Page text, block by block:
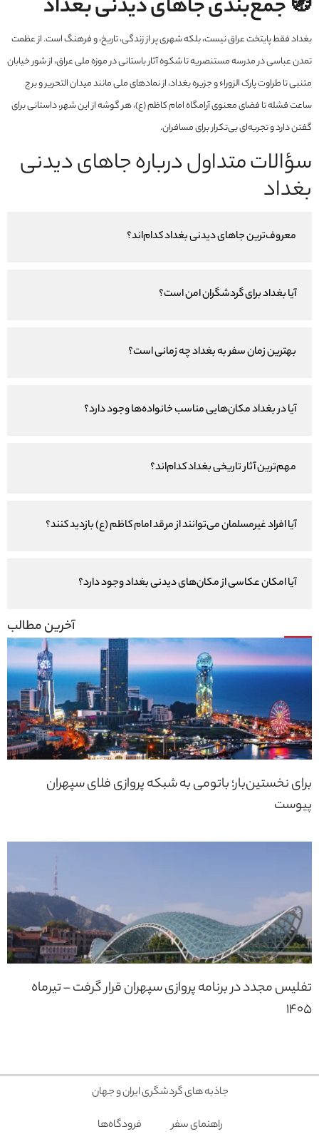
🧭 جمع‌بندی جاهای دیدنی بغداد
بغداد فقط پایتخت عراق نیست، بلکه شهری پر از زندگی، تاریخ، و فرهنگ است. از عظمت
تمدن عباسی در مدرسه مستنصریه تا شکوه آثار باستانی در موزه ملی عراق، از شور خیابان
متنبی تا طراوت پارک الزوراء و جزیره بغداد، از نمادهای ملی مانند میدان التحریر و برج
ساعت قشله تا فضای معنوی آرامگاه امام کاظم (ع)، هر گوشه از این شهر، داستانی برای
گفتن دارد و تجربه‌ای بی‌تکرار برای مسافران.
سؤالات متداول درباره جاهای دیدنی
بغداد
معروف‌ترین جاهای دیدنی بغداد کدام‌اند؟
آیا بغداد برای گردشگران امن است؟
بهترین زمان سفر به بغداد چه زمانی است؟
آیا در بغداد مکان‌هایی مناسب خانواده‌ها وجود دارد؟
مهم‌ترین آثار تاریخی بغداد کدام‌اند؟
آیا افراد غیرمسلمان می‌توانند از مرقد امام کاظم (ع) بازدید کنند؟
آیا امکان عکاسی از مکان‌های دیدنی بغداد وجود دارد؟
برای نخستین‌بار؛ باتومی به شبکه پروازی فلای سپهران
پیوست
تفلیس مجدد در برنامه پروازی سپهران قرار گرفت – تیرماه
1405
جاذبه های گردشگری ایران و جهان
راهنمای سفر
فرودگاه‌ها